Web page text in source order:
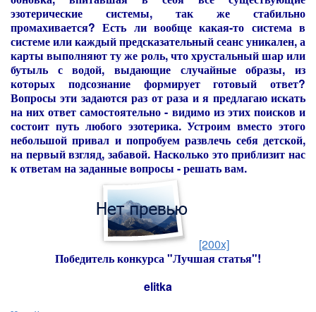
эзотерические системы, так же стабильно
промахивается? Есть ли вообще какая-то система в
системе или каждый предсказательный сеанс уникален, а
карты выполняют ту же роль, что хрустальный шар или
бутыль с водой, выдающие случайные образы, из
которых подсознание формирует готовый ответ?
Вопросы эти задаются раз от раза и я предлагаю искать
на них ответ самостоятельно - видимо из этих поисков и
состоит путь любого эзотерика. Устроим вместо этого
небольшой привал и попробуем развлечь себя детской,
на первый взгляд, забавой. Насколько это приблизит нас
к ответам на заданные вопросы - решать вам.
[200x]
Победитель конкурса "Лучшая статья"!
elitka